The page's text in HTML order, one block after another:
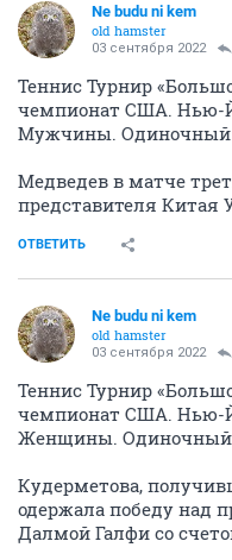
Ne budu ni kem
old hamster
03 сентября 2022
Теннис Турнир
чемпионат США. Нью-
Мужчины. Одиночный
Медведев в матче
представителя Китая
ОТВЕТИТЬ
Ne budu ni kem
old hamster
03 сентября 2022
Теннис Турнир
чемпионат США. Нью-
Женщины. Одиночный
Кудерметова,
одержала победу над
Далмой Галфи со